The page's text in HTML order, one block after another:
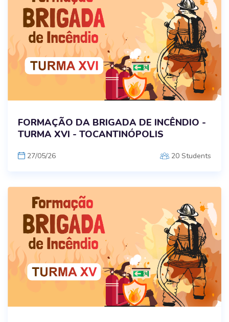
FORMAÇÃO DA BRIGADA DE INCÊNDIO -
TURMA XVI - TOCANTINÓPOLIS
27/05/26 20 Students